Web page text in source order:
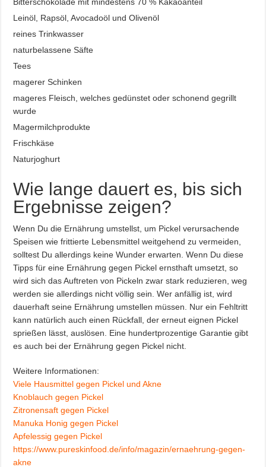
Leinöl, Rapsöl, Avocadoöl und Olivenöl
reines Trinkwasser
naturbelassene Säfte
Tees
magerer Schinken
mageres Fleisch, welches gedünstet oder schonend gegrillt
wurde
Magermilchprodukte
Frischkäse
Naturjoghurt
Wie lange dauert es, bis sich
Ergebnisse zeigen?
Wenn Du die Ernährung umstellst, um Pickel verursachende
Speisen wie frittierte Lebensmittel weitgehend zu vermeiden,
solltest Du allerdings keine Wunder erwarten. Wenn Du diese
Tipps für eine Ernährung gegen Pickel ernsthaft umsetzt, so
wird sich das Auftreten von Pickeln zwar stark reduzieren, weg
werden sie allerdings nicht völlig sein. Wer anfällig ist, wird
dauerhaft seine Ernährung umstellen müssen. Nur ein Fehltritt
kann natürlich auch einen Rückfall, der erneut eignen Pickel
sprießen lässt, auslösen. Eine hundertprozentige Garantie gibt
es auch bei der Ernährung gegen Pickel nicht.
Weitere Informationen:
Viele Hausmittel gegen Pickel und Akne
Knoblauch gegen Pickel
Zitronensaft gegen Pickel
Manuka Honig gegen Pickel
Apfelessig gegen Pickel
https://www.pureskinfood.de/info/magazin/ernaehrung-gegen-
akne